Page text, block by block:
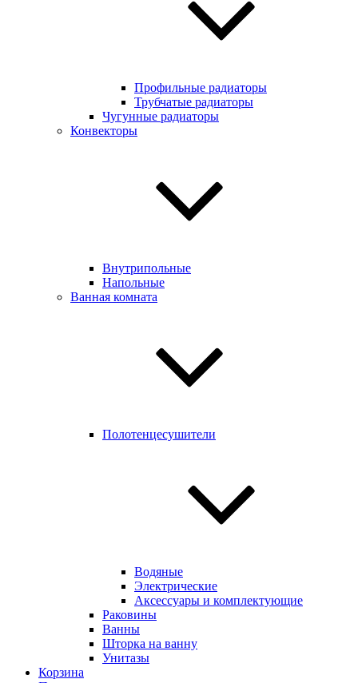
Профильные радиаторы
Трубчатые радиаторы
Чугунные радиаторы
Конвекторы
Внутрипольные
Напольные
Ванная комната
Полотенцесушители
Водяные
Электрические
Аксессуары и комплектующие
Раковины
Ванны
Шторка на ванну
Унитазы
Корзина